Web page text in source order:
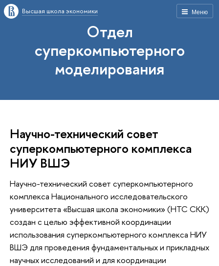
Меню
Высшая школа экономики
Отдел
суперкомпьютерного
моделирования
Научно-технический совет
суперкомпьютерного комплекса
НИУ ВШЭ
Научно-технический совет суперкомпьютерного
комплекса Национального исследовательского
университета «Высшая школа экономики» (НТС СКК)
создан с целью эффективной координации
использования суперкомпьютерного комплекса НИУ
ВШЭ для проведения фундаментальных и прикладных
научных исследований и для координации